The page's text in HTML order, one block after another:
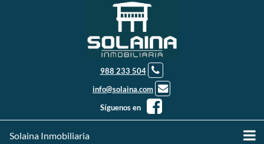
988 233 504
info@solaina.com
Síguenos en
Solaina Inmobiliaria